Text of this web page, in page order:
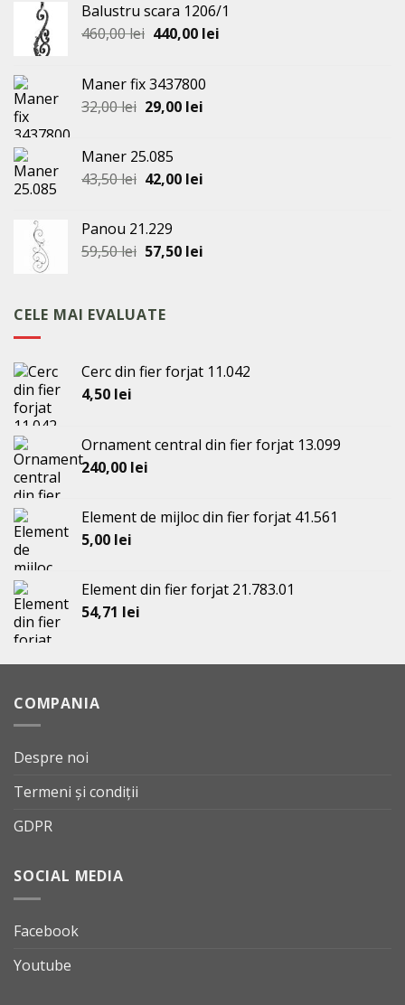
Balustru scara 1206/1
460,00lei Prețul
fost:
460,00 lei.
440,00 leiPrețul
Maner fix 3437800
32,00lei Prețul
fost:
32,00 lei.
29,00 leiPrețul
Maner 25.085
43,50lei Prețul
fost:
43,50 lei.
42,00 leiPrețul
Panou 21.229
59,50lei Prețul
fost:
59,50 lei.
57,50 leiPrețul
CELE MAI EVALUATE
Cerc din fier forjat 11.042
4,50 lei
Ornament central din fier forjat 13.099
240,00 lei
Element de mijloc din fier forjat 41.561
5,00 lei
Element din fier forjat 21.783.01
54,71 lei
COMPANIA
Despre noi
Termeni și condiții
GDPR
SOCIAL MEDIA
Facebook
Youtube